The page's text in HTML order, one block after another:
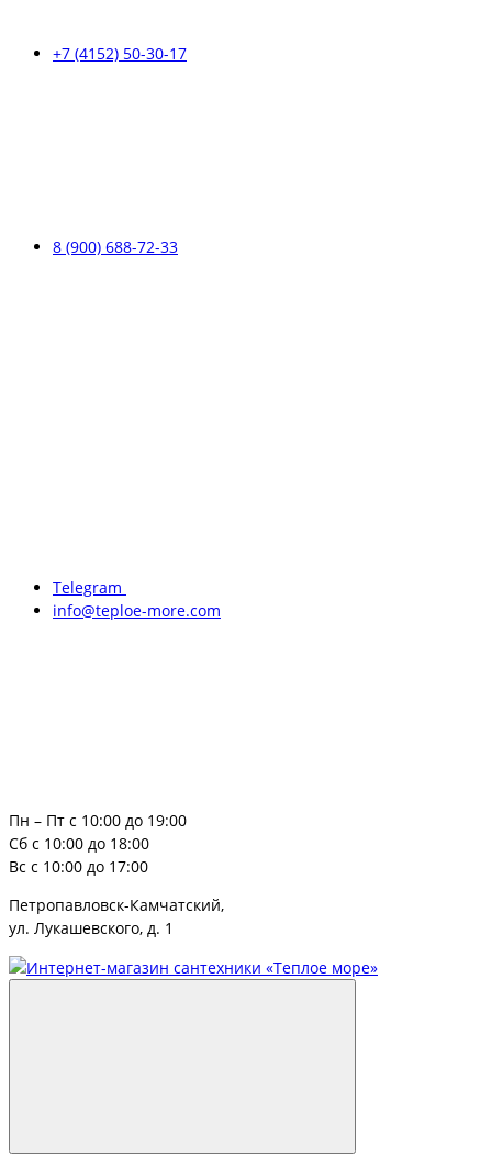
+7 (4152) 50-30-17
8 (900) 688-72-33
Telegram
info@teploe-more.com
Пн – Пт с 10:00 до 19:00
Сб с 10:00 до 18:00
Вс с 10:00 до 17:00
Петропавловск-Камчатский,
ул. Лукашевского, д. 1